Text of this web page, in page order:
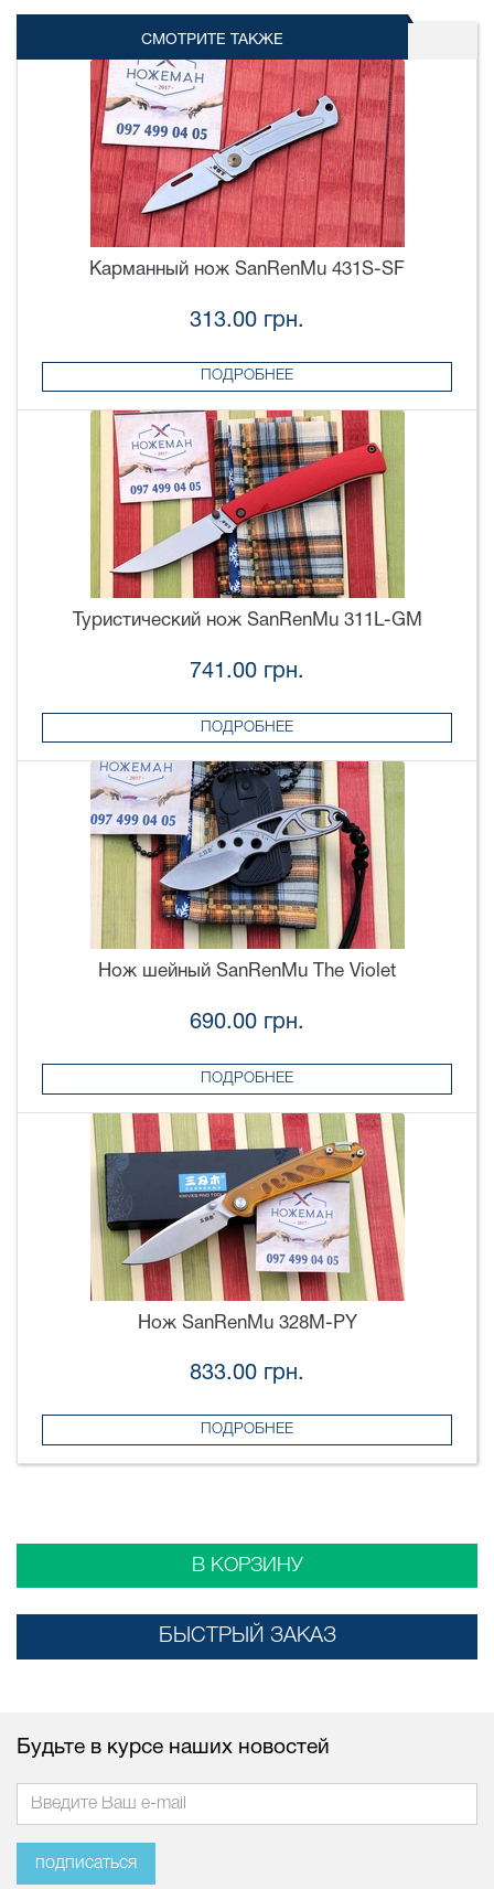
СМОТРИТЕ ТАКЖЕ
Карманный нож SanRenMu 431S-SF
313.00 грн.
ПОДРОБНЕЕ
Туристический нож SanRenMu 311L-GM
741.00 грн.
ПОДРОБНЕЕ
Нож шейный SanRenMu The Violet
690.00 грн.
ПОДРОБНЕЕ
Нож SanRenMu 328M-PY
833.00 грн.
ПОДРОБНЕЕ
В КОРЗИНУ
БЫСТРЫЙ ЗАКАЗ
Будьте в курсе наших новостей
подписаться